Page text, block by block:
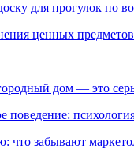
для прогулок по
ценных предметов
дом — это
поведение:
что забывают